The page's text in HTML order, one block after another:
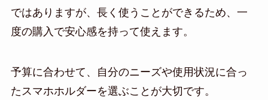
ではありますが、長く使うことができるため、一
度の購入で安心感を持って使えます。
予算に合わせて、自分のニーズや使用状況に合っ
たスマホホルダーを選ぶことが大切です。